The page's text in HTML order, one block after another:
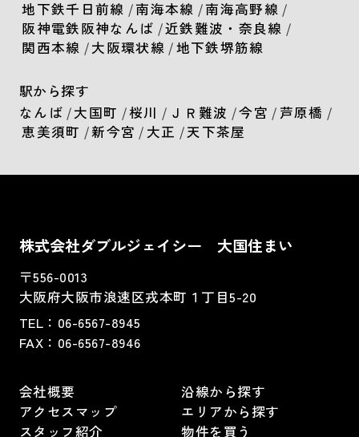
地下鉄千日前線 /南海本線 /南海高野線 /
阪神電鉄阪神なんば /近鉄難波・奈良線 /
関西本線 /大阪環状線 /地下鉄堺筋線
駅から探す
なんば /大国町 /桜川 / ＪＲ難波 /今宮 / 芦原橋 /
恵美須町 /新今宮 / 大正 /天下茶屋
株式会社ダブルジェイシー 大国住まい
〒556-0013
大阪府大阪市浪速区戎本町１丁目5-20
TEL： 06-6567-8945
FAX：06-6567-8946
会社概要
アクセスマップ
スタッフ紹介
沿線から探す
エリアから探す
物件を買う